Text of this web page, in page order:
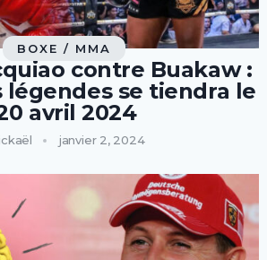
BOXE / MMA
contre Buakaw :
légendes se tiendra le
avril 2024
janvier 2, 2024